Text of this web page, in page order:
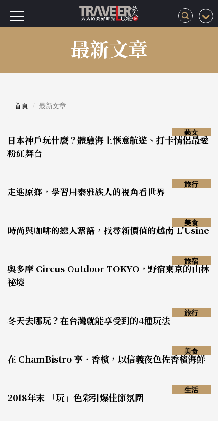
最新文章
首頁 最新文章
日本神戶玩什麼？體驗海上愜意航遊、打卡情侶最愛
粉紅舞台
藝文
走進原鄉，學習用泰雅族人的視角看世界
旅行
時尚與咖啡的戀人絮語，找尋新價值的越南 L'Usine
美食
奧多摩 Circus Outdoor TOKYO，野宿東京的山林
祕境
旅宿
冬天去哪玩？在台灣就能享受到的4種玩法
旅行
在 ChamBistro 享‧香檳，以信義夜色佐香檳海鮮
美食
2018年末 「玩」色彩引爆佳節氛圍
生活